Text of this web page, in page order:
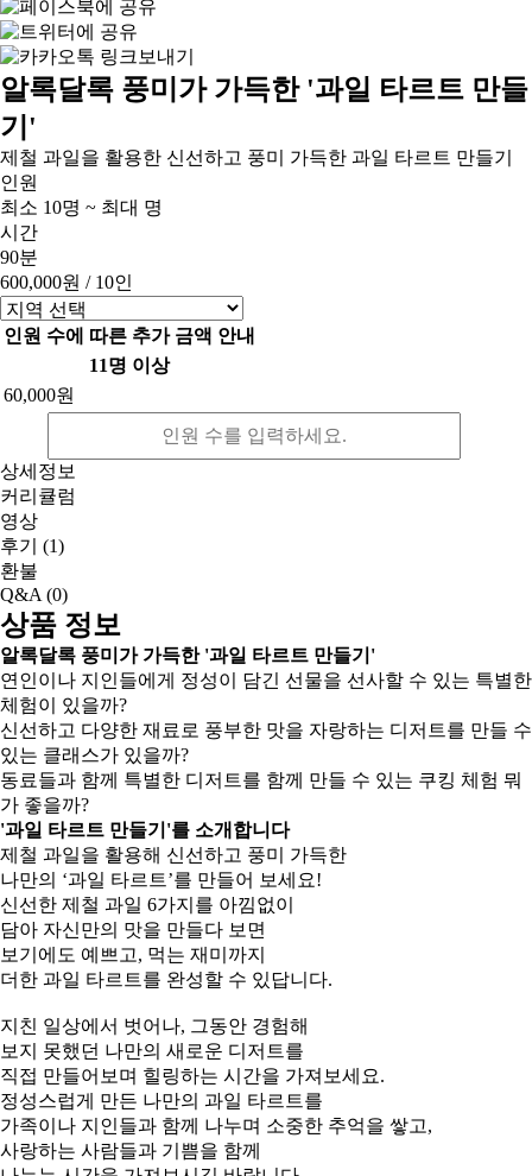
알록달록 풍미가 가득한 '과일 타르트 만들
기'
제철 과일을 활용한 신선하고 풍미 가득한 과일 타르트 만들기
인원
최소 10명 ~ 최대 명
시간
90분
600,000원 / 10인
인원 수에 따른 추가 금액 안내
11명 이상
60,000원
상세정보
커리큘럼
영상
후기 (1)
환불
Q&A (0)
상품 정보
알록달록 풍미가 가득한 '과일 타르트 만들기'
연인이나 지인들에게 정성이 담긴 선물을 선사할 수 있는 특별한
체험이 있을까?
신선하고 다양한 재료로 풍부한 맛을 자랑하는 디저트를 만들 수
있는 클래스가 있을까?
동료들과 함께 특별한 디저트를 함께 만들 수 있는 쿠킹 체험 뭐
가 좋을까?
'과일 타르트 만들기'를 소개합니다
제철 과일을 활용해 신선하고 풍미 가득한
나만의 ‘과일 타르트’를 만들어 보세요!
신선한 제철 과일 6가지를 아낌없이
담아 자신만의 맛을 만들다 보면
보기에도 예쁘고, 먹는 재미까지
더한 과일 타르트를 완성할 수 있답니다.
지친 일상에서 벗어나, 그동안 경험해
보지 못했던 나만의 새로운 디저트를
직접 만들어보며 힐링하는 시간을 가져보세요.
정성스럽게 만든 나만의 과일 타르트를
가족이나 지인들과 함께 나누며 소중한 추억을 쌓고,
사랑하는 사람들과 기쁨을 함께